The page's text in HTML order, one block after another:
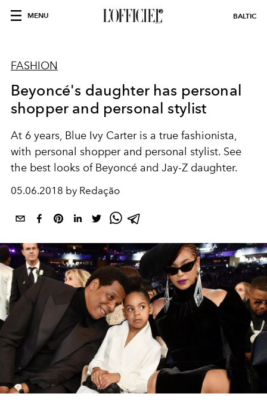
MENU BALTIC
FASHION
Beyoncé's daughter has personal
shopper and personal stylist
At 6 years, Blue Ivy Carter is a true fashionista,
with personal shopper and personal stylist. See
the best looks of Beyoncé and Jay-Z daughter.
05.06.2018 by Redação